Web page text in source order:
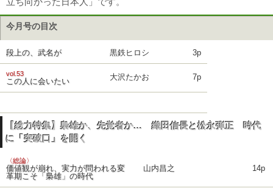
今月号の目次
段上の、武名が 黒鉄ヒロシ 3p
vol.53
この人に会いたい 大沢たかお 7p
【総力特集】梟雄か、先覚者か… 織田信長と松永弾正 時代
に「突破口」を開く
〈総論〉
価値観が崩れ、実力が問われる変
革期こそ「梟雄」の時代
山内昌之 14p